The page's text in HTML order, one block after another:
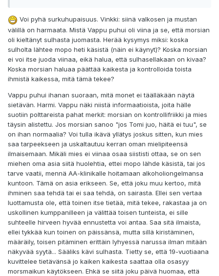
Voi pyhä surkuhupaisuus. Vinkki: siinä valkosen ja mustan
välillä on harmaata. Mistä Vappu puhui oli viina ja se, että morsian
oli kieltänyt sulhasta juomasta. Herää kysymys miksi: koska
sulholta lähtee mopo heti käsistä (näin ei käynyt)? Koska morsian
ei voi itse juoda viinaa, eikä halua, että sulhasellakaan on kivaa?
Koska morsian haluaa päättää kaikesta ja kontrolloida toista
ihmistä kaikessa, mitä tämä tekee?
Vappu puhui ihanan suoraan, mitä monet ei täälläkään näytä
sietävän. Harmi. Vappu näki niistä informaatioista, joita hälle
suotiin polttareista pahat merkit: morsian on kontrollifriikki ja mies
täysin alistettu. Jos morsian sanoo "jos Tomi juo, häitä ei tuu", se
on ihan normaalia? Voi tulla ikävä yllätys joskus sitten, kun mies
saa tarpeekseen ja uskaltautuu kerran oman mielipiteensä
ilmaisemaan. Mikäli mies ei viinaa osaa siististi ottaa, se on sen
miehen oma asia siitä huolehtia, ettei mopo lähde käsistä, tai jos
tarve vaatii, mennä AA-klinikalle hoitamaan alkoholiongelmansa
kuntoon. Tämä on asia erikseen. Se, että joku muu kertoo, mitä
ihminen saa tehdä tai ei saa tehdä, on sairasta. Ellei sen vertaa
luottamusta ole, että toinen itse tietää, mitä tekee, rakastaa ja on
uskollinen kumppanilleen ja välittää toisen tunteista, ei sille
suhteelle hirveen hyvää ennustetta voi antaa. Saa sitä ilmaista,
ellei tykkää kun toinen on päissänsä, mutta sillä kiristäminen,
määräily, toisen pitäminen erittäin lyhyessä narussa ilman mitään
näkyvää syytä... Sääliks kävi sulhasta. Tietty se, että 19-vuotiaana
kuvittelee tietävänsä jo kaiken kaikesta saattaa olla osasyy
morsmaikun käytökseen. Ehkä se siitä joku päivä huomaa, että